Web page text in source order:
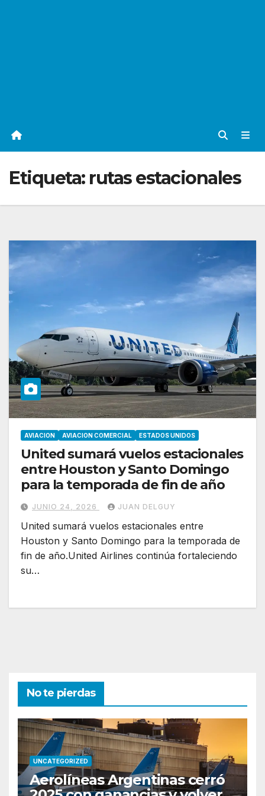
Etiqueta: rutas estacionales
AVIACION AVIACION COMERCIAL ESTADOS UNIDOS
United sumará vuelos estacionales
entre Houston y Santo Domingo
para la temporada de fin de año
JUNIO 24, 2026 JUAN DELGUY
United sumará vuelos estacionales entre
Houston y Santo Domingo para la temporada de
fin de año.United Airlines continúa fortaleciendo
su…
No te pierdas
UNCATEGORIZED
Aerolíneas Argentinas cerró